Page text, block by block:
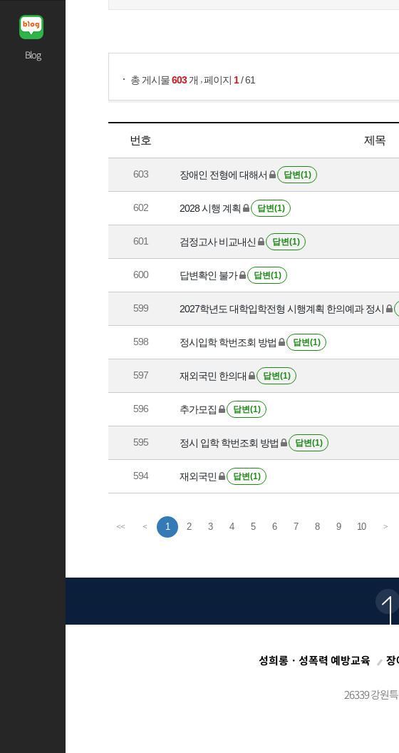
Blog
총 게시물603 개 ,페이지 1/ 61
번호 제목
603 장애인 전형에 대해서 답변(1)
602 2028 시행 계획 답변(1)
601 검정고사 비교내신 답변(1)
600 답변확인 불가 답변(1)
599 2027학년도 대학입학전형 시행계획 한의예과 정시
598 정시입학 학번조회 방법 답변(1)
597 재외국민 한의대 답변(1)
596 추가모집 답변(1)
595 정시 입학 학번조회 방법 답변(1)
594 재외국민 답변(1)
<< < 1 2 3 4 5 6 7 8 9 10 >
성희롱ㆍ성폭력 예방교육 장
26339 강원